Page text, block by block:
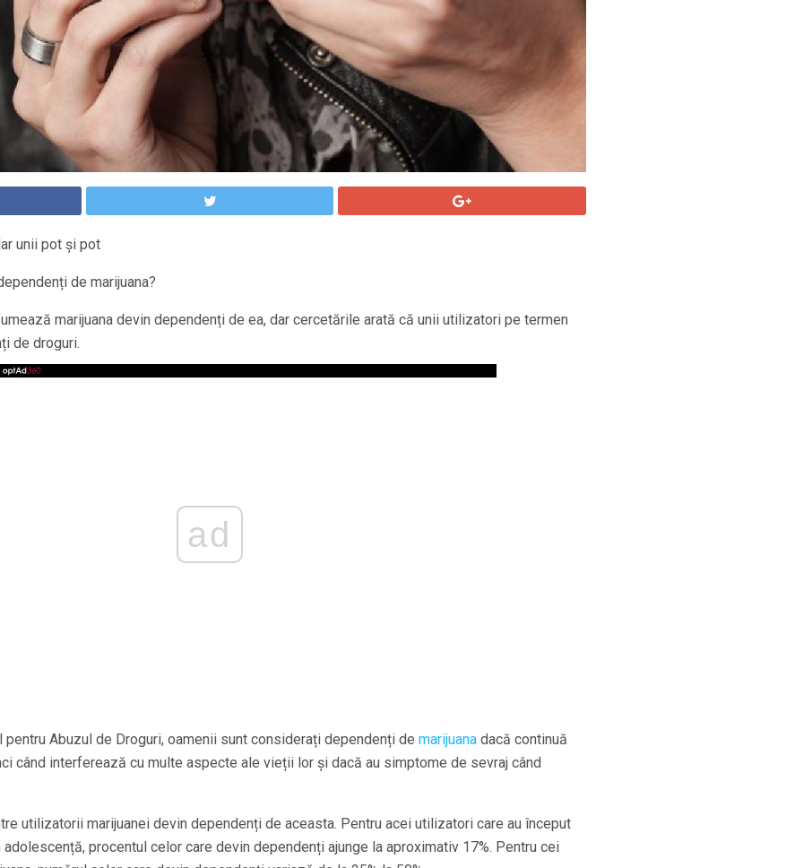
unii pot și pot
de marijuana?
marijuana devin dependenți de ea, dar cercetările arată că unii utilizatori pe termen
de droguri.
ad
Abuzul de Droguri, oamenii sunt considerați dependenți de marijuana dacă continuă
când interferează cu multe aspecte ale vieții lor și dacă au simptome de sevraj când
utilizatorii marijuanei devin dependenți de aceasta. Pentru acei utilizatori care au început
procentul celor care devin dependenți ajunge la aproximativ 17%. Pentru cei